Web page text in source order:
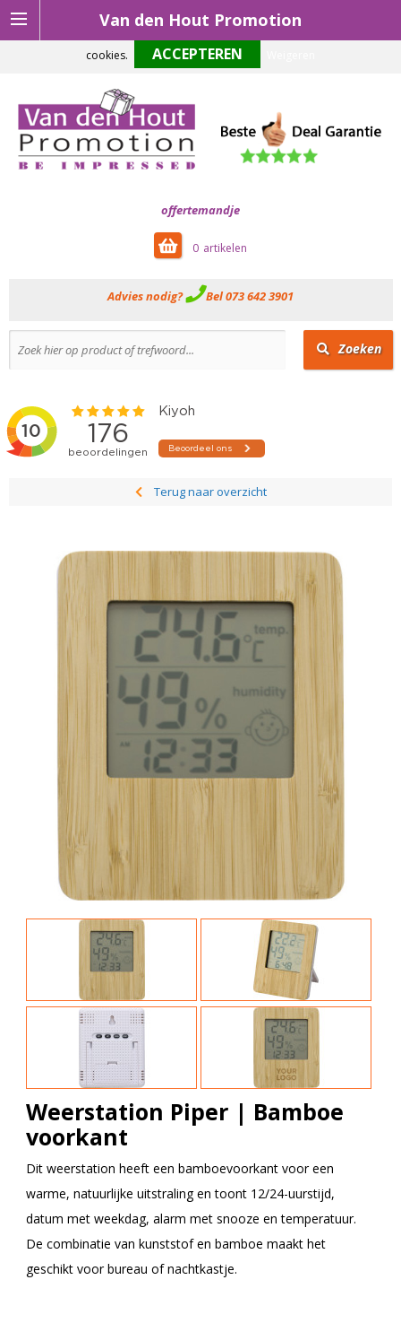
Van den Hout Promotion
offertemandje
0
Advies nodig? Bel 073 642 3901
Zoeken
Terug naar overzicht
Weerstation Piper | Bamboe
voorkant
Dit weerstation heeft een bamboevoorkant voor een
warme, natuurlijke uitstraling en toont 12/24-uurstijd,
datum met weekdag, alarm met snooze en temperatuur.
De combinatie van kunststof en bamboe maakt het
geschikt voor bureau of nachtkastje.
Om onze website optimaal te laten functioneren maken wij gebruik van
cookies.